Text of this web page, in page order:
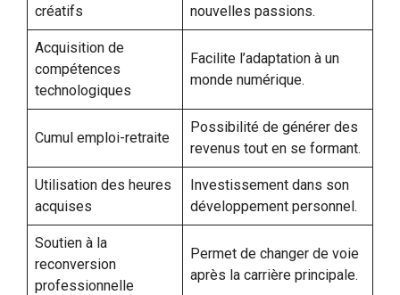
créatifs nouvelles passions.
Acquisition de
compétences
technologiques
Facilite l’adaptation à un
monde numérique.
Cumul emploi-retraite
Possibilité de générer des
revenus tout en se formant.
Utilisation des heures
acquises
Investissement dans son
développement personnel.
Soutien à la
reconversion
professionnelle
Permet de changer de voie
après la carrière principale.